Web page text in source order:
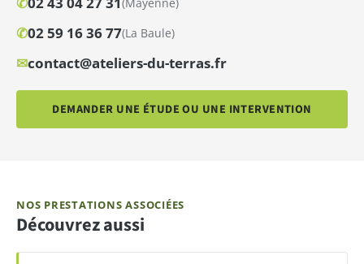
✆02 59 16 36 77(La Baule)
✉contact@ateliers-du-terras.fr
DEMANDER UNE ÉTUDE OU UNE INTERVENTION
NOS PRESTATIONS ASSOCIÉES
Découvrez aussi